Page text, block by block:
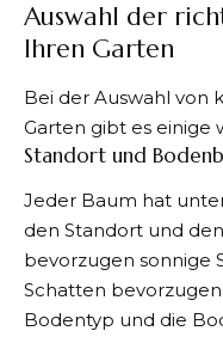
Auswahl der
Ihren Garten
Bei der Auswahl von
Garten gibt es einige
Standort und
Jeder Baum hat
den Standort und
bevorzugen sonnige
Schatten
Bodentyp und die